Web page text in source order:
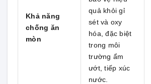
Khả năng
chống ăn
mòn
quả khỏi gỉ
sét và oxy
hóa, đặc biệt
trong môi
trường ẩm
ướt, tiếp xúc
nước.